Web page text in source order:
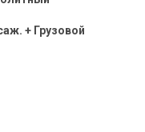
+ Грузовой